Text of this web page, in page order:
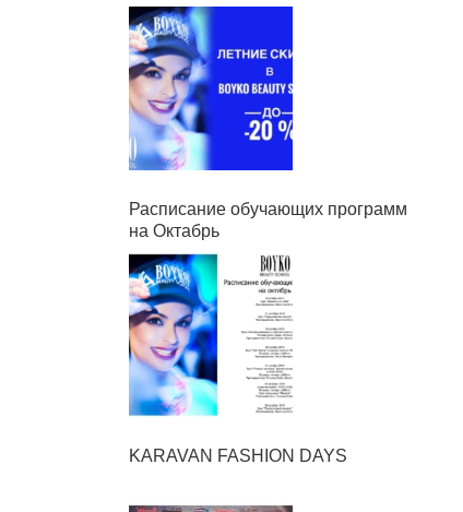
Расписание обучающих программ
на Октабрь
KARAVAN FASHION DAYS